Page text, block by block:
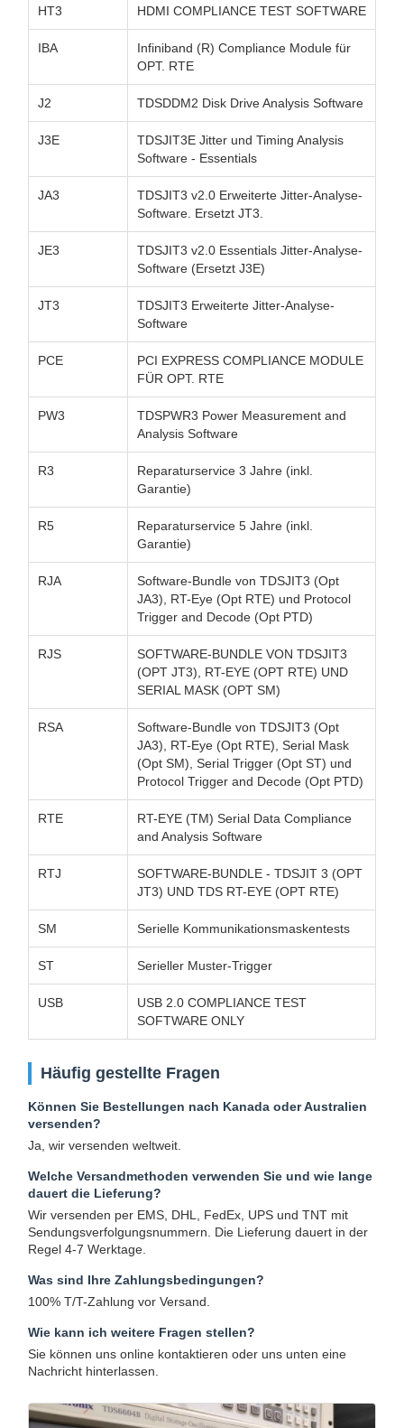
HT3 HDMI COMPLIANCE TEST SOFTWARE
IBA
Infiniband (R) Compliance Module für
OPT. RTE
J2 TDSDDM2 Disk Drive Analysis Software
J3E
TDSJIT3E Jitter und Timing Analysis
Software - Essentials
JA3
TDSJIT3 v2.0 Erweiterte Jitter-Analyse-
Software. Ersetzt JT3.
JE3
TDSJIT3 v2.0 Essentials Jitter-Analyse-
Software (Ersetzt J3E)
JT3
TDSJIT3 Erweiterte Jitter-Analyse-
Software
PCE
PCI EXPRESS COMPLIANCE MODULE
FÜR OPT. RTE
PW3
TDSPWR3 Power Measurement and
Analysis Software
R3
Reparaturservice 3 Jahre (inkl.
Garantie)
R5
Reparaturservice 5 Jahre (inkl.
Garantie)
RJA
Software-Bundle von TDSJIT3 (Opt
JA3), RT-Eye (Opt RTE) und Protocol
Trigger and Decode (Opt PTD)
RJS
SOFTWARE-BUNDLE VON TDSJIT3
(OPT JT3), RT-EYE (OPT RTE) UND
SERIAL MASK (OPT SM)
RSA
Software-Bundle von TDSJIT3 (Opt
JA3), RT-Eye (Opt RTE), Serial Mask
(Opt SM), Serial Trigger (Opt ST) und
Protocol Trigger and Decode (Opt PTD)
RTE
RT-EYE (TM) Serial Data Compliance
and Analysis Software
RTJ
SOFTWARE-BUNDLE - TDSJIT 3 (OPT
JT3) UND TDS RT-EYE (OPT RTE)
SM Serielle Kommunikationsmaskentests
ST Serieller Muster-Trigger
USB
USB 2.0 COMPLIANCE TEST
SOFTWARE ONLY
Häufig gestellte Fragen
Können Sie Bestellungen nach Kanada oder Australien
versenden?
Ja, wir versenden weltweit.
Welche Versandmethoden verwenden Sie und wie lange
dauert die Lieferung?
Wir versenden per EMS, DHL, FedEx, UPS und TNT mit
Sendungsverfolgungsnummern. Die Lieferung dauert in der
Regel 4-7 Werktage.
Was sind Ihre Zahlungsbedingungen?
100% T/T-Zahlung vor Versand.
Wie kann ich weitere Fragen stellen?
Sie können uns online kontaktieren oder uns unten eine
Nachricht hinterlassen.